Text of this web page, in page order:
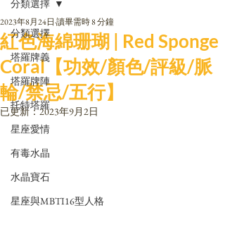
分類選擇
塔羅牌義
塔羅牌陣
托特塔羅
星座愛情
有毒水晶
水晶寶石
星座與MBTI16型人格
分類選擇
紅色海綿珊瑚 | Red Sponge
Coral【功效/顏色/評級/脈
輪/禁忌/五行】
2023年8月24日 讀畢需時 8 分鐘
已更新：2023年9月2日